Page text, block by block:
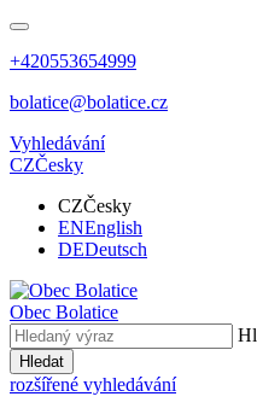
+420553654999
bolatice@bolatice.cz
Vyhledávání
CZČesky
CZČesky
ENEnglish
DEDeutsch
Obec Bolatice
Hledat
rozšířené vyhledávání